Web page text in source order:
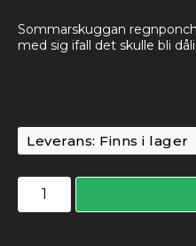
Sommarskuggan
med sig ifall det skulle bli
Leverans: Finns i lager